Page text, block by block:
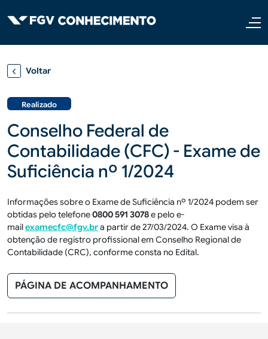
Voltar
Realizado
Conselho Federal de
Contabilidade (CFC) - Exame de
Suficiência nº 1/2024
Informações sobre o Exame de Suficiência nº 1/2024 podem ser
obtidas pelo telefone0800 591 3078e pelo e-
mailexamecfc@fgv.bra partir de 27/03/2024. O Examevisa à
obtenção de registro profissional em Conselho Regional de
Contabilidade (CRC), conforme consta no Edital.
PÁGINA DE ACOMPANHAMENTO